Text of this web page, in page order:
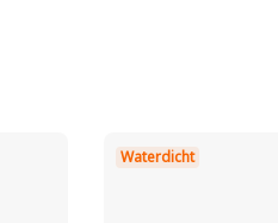
Waterdicht